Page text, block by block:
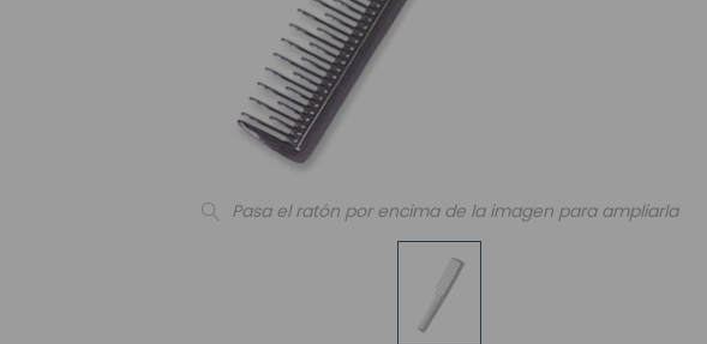
Pasa el ratón por encima de la imagen para ampliarla